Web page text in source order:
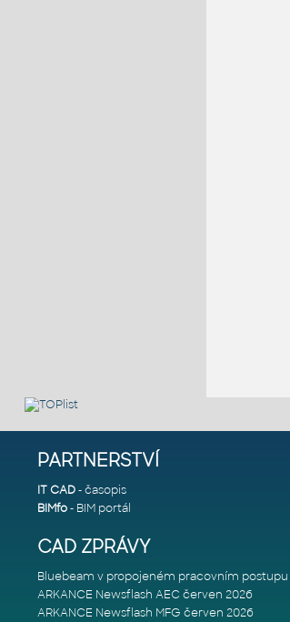
PARTNERSTVÍ
IT CAD- časopis
BIMfo- BIM portál
CAD ZPRÁVY
ARKANCE Newsflash AEC červen 2026
ARKANCE Newsflash MFG červen 2026